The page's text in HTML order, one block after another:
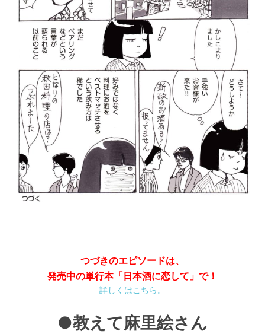
つづきのエピソードは、
発売中の単行本「日本酒に恋して」で！
詳しくはこちら。
●教えて麻里絵さん